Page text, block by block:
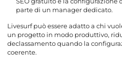
parte di un manager dedicato.
Livesurf può essere adatto a chi
un progetto in modo produttivo,
declassamentoquando la
coerente.